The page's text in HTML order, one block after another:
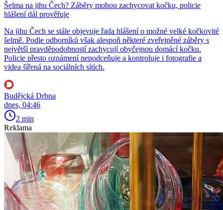
Šelma na jihu Čech? Záběry mohou zachycovat kočku, policie
hlášení dál prověřuje
Na jihu Čech se stále objevuje řada hlášení o možné velké kočkovité
šelmě. Podle odborníků však alespoň některé zveřejněné záběry s
největší pravděpodobností zachycují obyčejnou domácí kočku.
Policie přesto oznámení nepodceňuje a kontroluje i fotografie a
videa šířená na sociálních sítích.
Budějcká Drbna
dnes, 04:46
2 min
Reklama